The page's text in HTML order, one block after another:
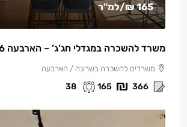
165 ₪ /למ"ר
משרד להשכרה במגדלי חג’ג’ – הארבעה 366 מ”ר
משרדים להשכרה בשרונה / הארבעה
366
165
38